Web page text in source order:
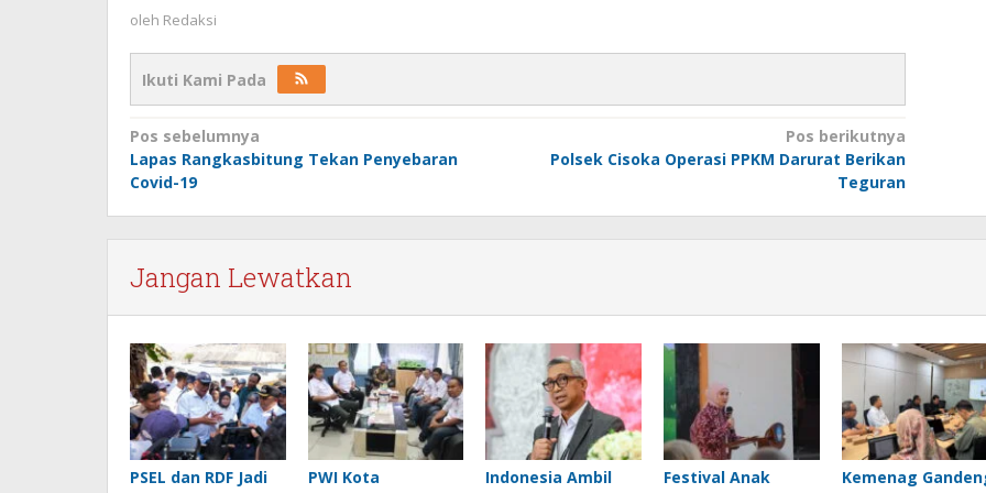
oleh Redaksi
Ikuti Kami Pada
Navigasi
pos
Pos sebelumnya
Lapas Rangkasbitung Tekan Penyebaran
Covid-19
Pos berikutnya
Polsek Cisoka Operasi PPKM Darurat Berikan
Teguran
Jangan Lewatkan
PSEL dan RDF Jadi
PWI Kota
Indonesia Ambil
Festival Anak
Kemenag